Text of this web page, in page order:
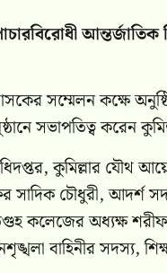
সম্মেলন কক্ষে
সভাপতিত্ব করেন
অধিদপ্তর, কুমিল্লার
সাদিক চৌধুরী, আদর্শ
কলেজের অধ্যক্ষ
বাহিনীর সদস্য,